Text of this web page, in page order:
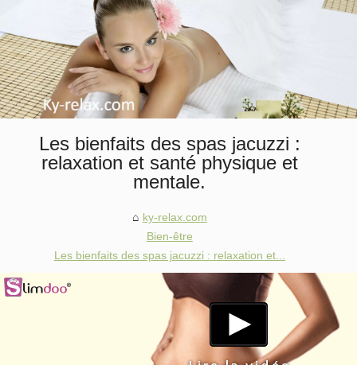
Les bienfaits des spas jacuzzi :
relaxation et santé physique et
mentale.
ky-relax.com
Bien-être
Les bienfaits des spas jacuzzi : relaxation et...